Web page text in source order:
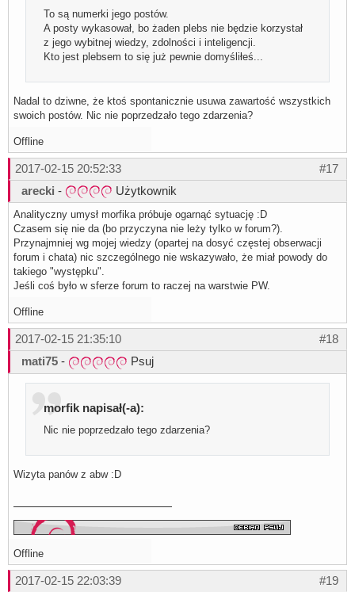
To są numerki jego postów.
A posty wykasował, bo żaden plebs nie będzie korzystał
z jego wybitnej wiedzy, zdolności i inteligencji.
Kto jest plebsem to się już pewnie domyśliłeś...
Nadal to dziwne, że ktoś spontanicznie usuwa zawartość wszystkich
swoich postów. Nic nie poprzedzało tego zdarzenia?
Offline
#17
2017-02-15 20:52:33
arecki - Użytkownik
Analityczny umysł morfika próbuje ogarnąć sytuację :D
Czasem się nie da (bo przyczyna nie leży tylko w forum?).
Przynajmniej wg mojej wiedzy (opartej na dosyć częstej obserwacji
forum i chata) nic szczególnego nie wskazywało, że miał powody do
takiego "występku".
Jeśli coś było w sferze forum to raczej na warstwie PW.
Offline
#18
2017-02-15 21:35:10
mati75 - Psuj
morfik napisał(-a):
Nic nie poprzedzało tego zdarzenia?
Wizyta panów z abw :D
Offline
#19
2017-02-15 22:03:39